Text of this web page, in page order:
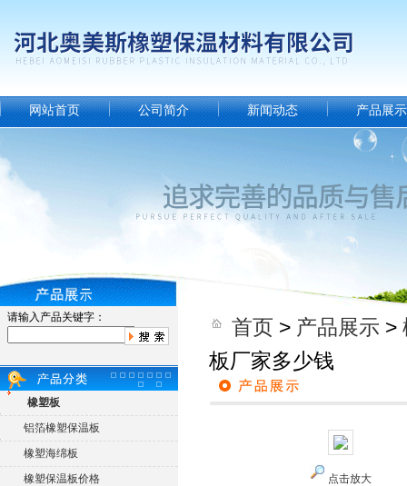
网站首页 公司简介 新闻动态 产品展示
请输入产品关键字：
橡塑板
铝箔橡塑保温板
橡塑海绵板
橡塑保温板价格
首页 > 产品展示 >
板厂家多少钱
点击放大